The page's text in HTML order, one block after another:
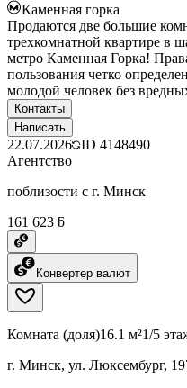
Каменная горка
Продаются две большие
трехкомнатной квартире в
метро Каменная Горка!
пользования четко
молодой человек без
Контакты
Написать
22.07.2026 ID 4148490
Агентство
поблизости с г. Минск
161 623 ƃ
Конвертер валют
Комната (доля)16.1 м²1/5
г. Минск, ул. Люксембург,